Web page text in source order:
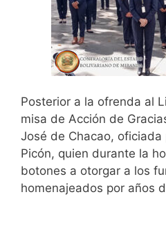
Posterior a la ofrenda al
misa de Acción de
José de Chacao, oficiada
Picón, quien durante la
botones a otorgar a los
homenajeados por años